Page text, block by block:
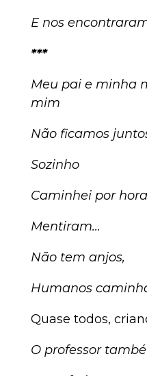
E nos
***
Meu pai e minha
mim
Não ficamos
Sozinho
Caminhei por
Mentiram…
Não tem anjos,
Humanos
Quase todos,
O professor